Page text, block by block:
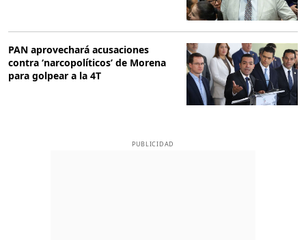
PAN aprovechará acusaciones
contra ‘narcopolíticos’ de Morena
para golpear a la 4T
PUBLICIDAD